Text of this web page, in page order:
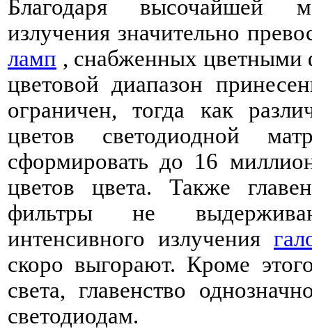
Благодаря высочайшей
излучения значительно
ламп , снабженных цветными
цветовой диапазон
ограничен, тогда как
цветов светодиодной
сформировать до 16
цветов цвета. Также
фильтры не
интенсивного излучения
скоро выгорают. Кроме
света, главенство
светодиодам.